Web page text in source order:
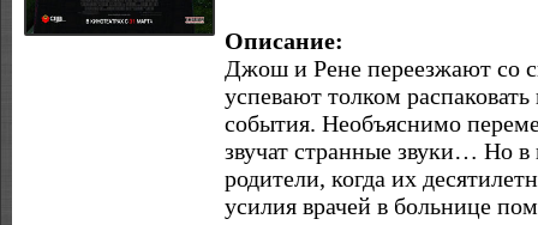
Описание:
Джош и Рене переезжают со
успевают толком
события. Необъяснимо
звучат странные звуки… Но
родители, когда их
усилия врачей в больнице